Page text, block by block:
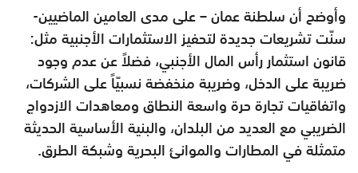
وأوضح أن سلطنة عمان – على مدى العامين الماضيين-
سنّت تشريعات جديدة لتحفيز الاستثمارات الأجنبية مثل:
قانون استثمار رأس المال الأجنبي، فضلاً عن عدم وجود
ضريبة على الدخل، وضريبة منخفضة نسبيّاً على الشركات،
واتفاقيات تجارة حرة واسعة النطاق ومعاهدات الازدواج
الضريبي مع العديد من البلدان، والبنية الأساسية الحديثة
متمثلة في المطارات والموانئ البحرية وشبكة الطرق.